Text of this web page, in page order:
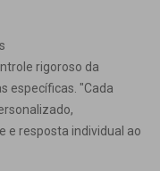
rigoroso da
específicas. "Cada
e resposta individual ao